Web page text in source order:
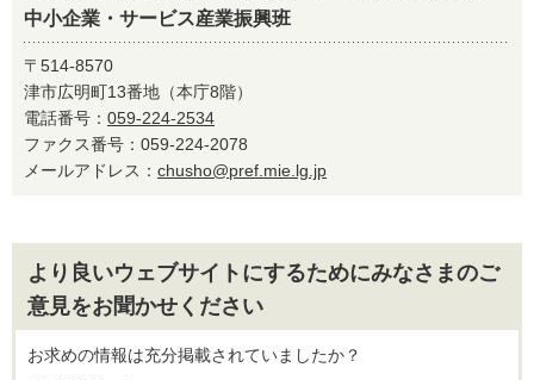
中小企業・サービス産業振興班
〒514-8570
津市広明町13番地（本庁8階）
電話番号： 059-224-2534
ファクス番号：059-224-2078
メールアドレス： chusho@pref.mie.lg.jp
より良いウェブサイトにするためにみなさまのご
意見をお聞かせください
お求めの情報は充分掲載されていましたか？